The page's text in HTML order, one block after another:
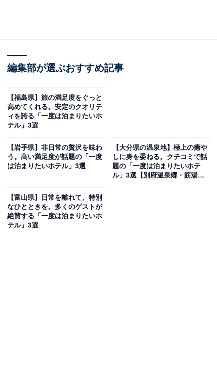
宮城県にある「鳴子温泉 湯元 吉祥」は、温泉郷を眼下に
見下ろす高台に位置し、客室の窓から四季折々の絶景を
が集まる鳴子温泉郷の豊かな湯を、歴史ある湯治場の雰
囲気とともに堪能できます。食事は地産地消にこだわ
り、奥州の山の幸や仙台港から届く新鮮な海の幸を盛り
編集部が選ぶおすすめ記事
【福島県】旅の満足度をぐっと
高めてくれる。安定のクオリテ
ィを誇る「一度は泊まりたいホ
テル」3選
【岩手県】非日常の贅沢を味わ
う。高い満足度が話題の「一度
は泊まりたいホテル」3選
【大分県の温泉地】極上の癒や
しに身を委ねる。クチコミで話
題の「一度は泊まりたいホテ
ル」3選【別府温泉郷・筋湯温
【富山県】日常を離れて、特別
なひとときを。多くのゲストが
絶賛する「一度は泊まりたいホ
テル」3選